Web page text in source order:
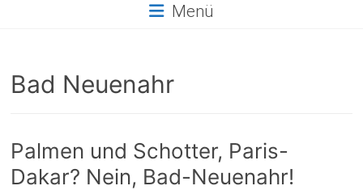
Menü
Bad Neuenahr
Palmen und Schotter, Paris-
Dakar? Nein, Bad-Neuenahr!